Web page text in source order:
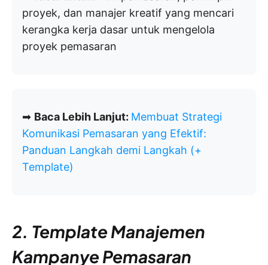
proyek, dan manajer kreatif yang mencari
kerangka kerja dasar untuk mengelola
proyek pemasaran
➡ Baca Lebih Lanjut: Membuat Strategi
Komunikasi Pemasaran yang Efektif:
Panduan Langkah demi Langkah (+
Template)
2. Template Manajemen
Kampanye Pemasaran